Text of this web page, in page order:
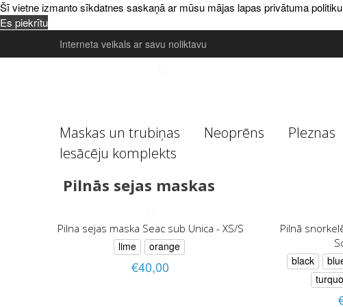
Šī vietne izmanto sīkdatnes saskaņā ar mūsu mājas lapas privātuma
Es piekrītu
Interneta veikals ar savu noliktavu
Maskas un trubiņas Neoprēns Pleznas
Iesācēju komplekts
Pilnās sejas maskas
Pilna sejas maska Seac sub Unica - XS/S
lime
orange
€40,00
Pilnā
black